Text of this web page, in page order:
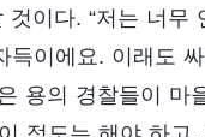
이다. “저는 너
이에요. 이래도
용의 경찰들이 마